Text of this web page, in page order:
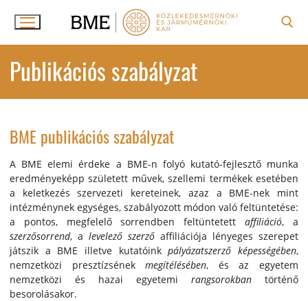
Publikációs szabályzat
BME publikációs szabályzat
A BME elemi érdeke a BME-n folyó kutató-fejlesztő munka
eredményeképp született művek, szellemi termékek esetében
a keletkezés szervezeti kereteinek, azaz a BME-nek mint
intézménynek egységes, szabályozott módon való feltüntetése:
a pontos, megfelelő sorrendben feltüntetett affiliáció, a
szerzősorrend, a levelező szerző affiliációja lényeges szerepet
játszik a BME illetve kutatóinkpályázatszerző képességében,
nemzetközi presztízsénekmegítélésében, és az egyetem
nemzetközi és hazai egyetemi rangsorokban történő
besorolásakor.